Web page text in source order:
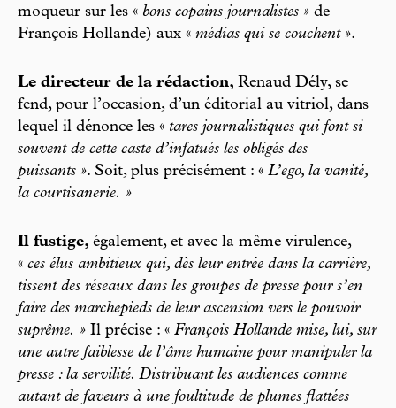
moqueur sur les « bons copains journalistes » de
François Hollande) aux « médias qui se couchent ».
Le directeur de la rédaction, Renaud Dély, se
fend, pour l’occasion, d’un éditorial au vitriol, dans
lequel il dénonce les « tares journalistiques qui font si
souvent de cette caste d’infatués les obligés des
puissants ». Soit, plus précisément : « L’ego, la vanité,
la courtisanerie. »
Il fustige, également, et avec la même virulence,
« ces élus ambitieux qui, dès leur entrée dans la carrière,
tissent des réseaux dans les groupes de presse pour s’en
faire des marchepieds de leur ascension vers le pouvoir
suprême. » Il précise : « François Hollande mise, lui, sur
une autre faiblesse de l’âme humaine pour manipuler la
presse : la servilité. Distribuant les audiences comme
autant de faveurs à une foultitude de plumes flattées